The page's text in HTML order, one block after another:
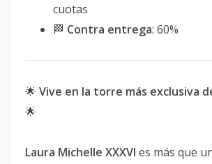
cuotas
🏁 Contra entrega: 60%
🌟 Vive en la torre más exclusiva
🌟
Laura Michelle XXXVI es más que